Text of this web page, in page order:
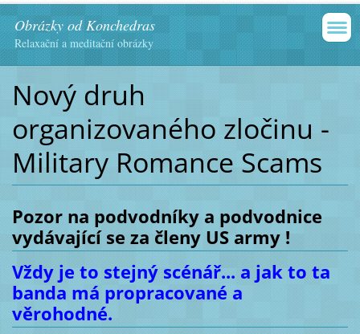
Obrázky od Konchedras
Relaxační a meditační obrázky
Nový druh
organizovaného zločinu -
Military Romance Scams
Pozor na podvodníky a podvodnice
vydávající se za členy US army !
Vždy je to stejný scénář... a jak to ta
banda má propracované a
věrohodné.